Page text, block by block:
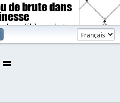
de brute dans
débiles, violents.